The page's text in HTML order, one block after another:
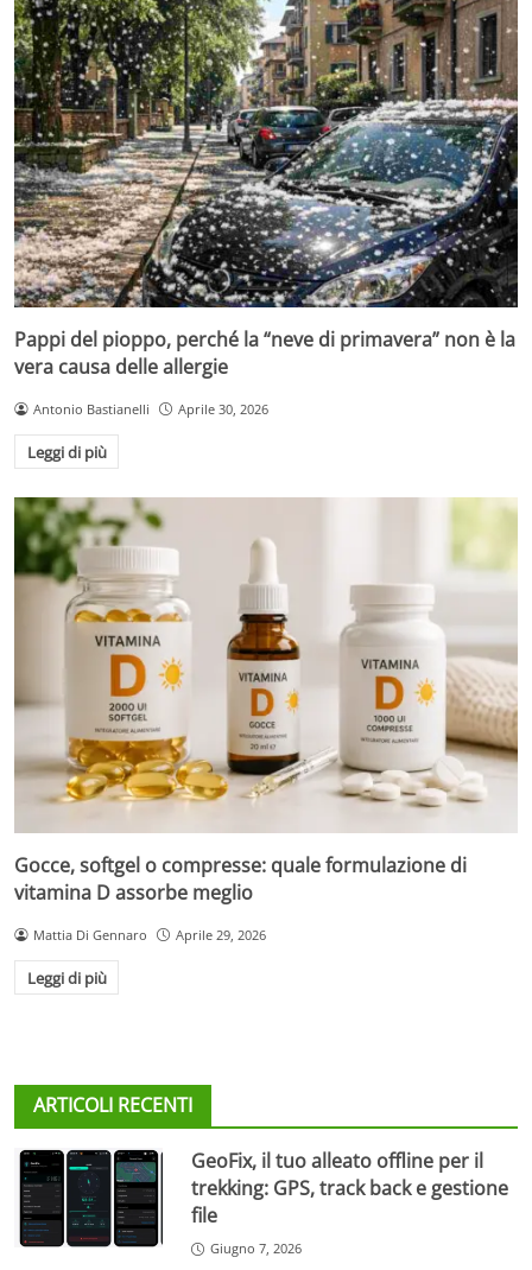
Pappi del pioppo, perché la “neve di primavera” non è la
vera causa delle allergie
Antonio Bastianelli Aprile 30, 2026
Leggi di più
Gocce, softgel o compresse: quale formulazione di
vitamina D assorbe meglio
Mattia Di Gennaro Aprile 29, 2026
Leggi di più
ARTICOLI RECENTI
GeoFix, il tuo alleato offline per il
trekking: GPS, track back e gestione
file
Giugno 7, 2026